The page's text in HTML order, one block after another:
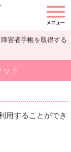
障害者手帳を取得する
ト
用することができ